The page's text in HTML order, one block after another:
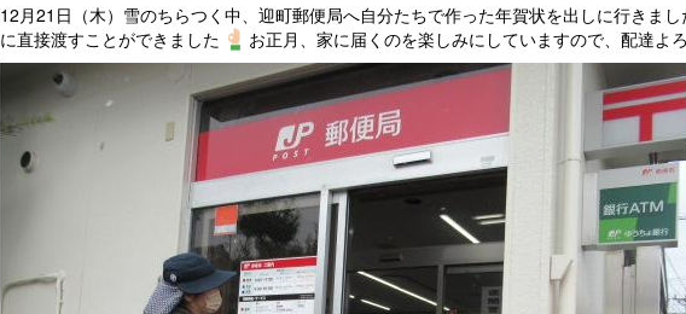
12月21日（木）雪のちらつく中、迎町郵便局へ自分たちで作った年賀状を出しに行きまし
に直接渡すことができました
お正月、家に届くのを楽しみにしていますので、配達よ